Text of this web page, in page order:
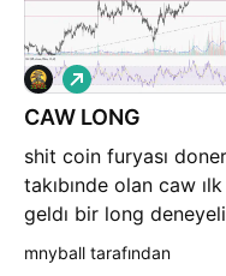
CAW LONG
shit coin furyası
takıbınde olan caw ılk
geldı bir long
A
l
ı
mnyball tarafından